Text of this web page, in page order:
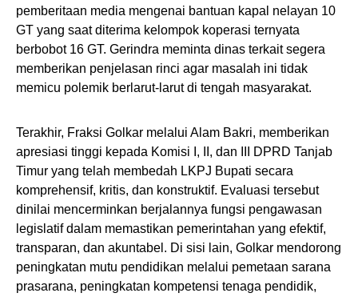
pemberitaan media mengenai bantuan kapal nelayan 10
GT yang saat diterima kelompok koperasi ternyata
berbobot 16 GT. Gerindra meminta dinas terkait segera
memberikan penjelasan rinci agar masalah ini tidak
memicu polemik berlarut-larut di tengah masyarakat.
​Terakhir, Fraksi Golkar melalui Alam Bakri, memberikan
apresiasi tinggi kepada Komisi I, II, dan III DPRD Tanjab
Timur yang telah membedah LKPJ Bupati secara
komprehensif, kritis, dan konstruktif. Evaluasi tersebut
dinilai mencerminkan berjalannya fungsi pengawasan
legislatif dalam memastikan pemerintahan yang efektif,
transparan, dan akuntabel. Di sisi lain, Golkar mendorong
peningkatan mutu pendidikan melalui pemetaan sarana
prasarana, peningkatan kompetensi tenaga pendidik,